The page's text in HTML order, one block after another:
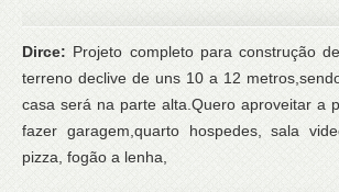
Dirce: Projeto completo para construção
terreno declive de uns 10 a 12
casa será na parte alta.Quero aproveitar a
fazer garagem,quarto hospedes, sala
pizza, fogão a lenha,